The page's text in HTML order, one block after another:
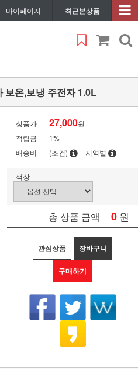
마이페이지 최근본상품
보온,보냉 주전자 1.0L
상품가 27,000원
적립금
1%
배송비
(조건) 지역별
색상
총 상품 금액 0 원
관심상품 장바구니
구매하기